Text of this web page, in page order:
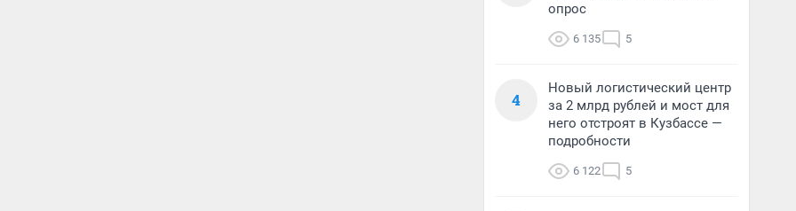
опрос
6 135 5
4
Новый логистический центр
за 2 млрд рублей и мост для
него отстроят в Кузбассе —
подробности
6 122 5